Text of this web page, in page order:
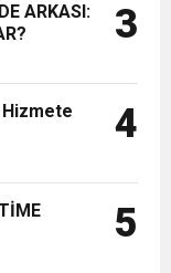
ARKASI:
3
4
5